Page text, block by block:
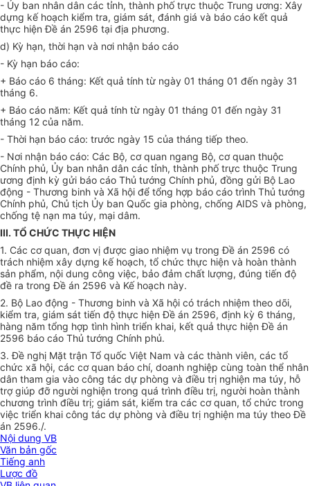
- Ủy ban nhân dân các tỉnh, thành phố trực thuộc Trung ương: Xây
dựng kế hoạch kiểm tra, giám sát, đánh giá và báo cáo kết quả
thực hiện Đề án 2596 tại địa phương.
d) Kỳ hạn, thời hạn và nơi nhận báo cáo
- Kỳ hạn báo cáo:
+ Báo cáo 6 tháng: Kết quả tính từ ngày 01 tháng 01 đến ngày 31
tháng 6.
+ Báo cáo năm: Kết quả tính từ ngày 01 tháng 01 đến ngày 31
tháng 12 của năm.
- Thời hạn báo cáo: trước ngày 15 của tháng tiếp theo.
- Nơi nhận báo cáo: Các Bộ, cơ quan ngang Bộ, cơ quan thuộc
Chính phủ, Ủy ban nhân dân các tỉnh, thành phố trực thuộc Trung
ương định kỳ gửi báo cáo Thủ tướng Chính phủ, đồng gửi Bộ Lao
động - Thương binh và Xã hội để tổng hợp báo cáo trình Thủ tướng
Chính phủ, Chủ tịch Ủy ban Quốc gia phòng, chống AIDS và phòng,
chống tệ nạn ma túy, mại dâm.
III. TỔ CHỨC THỰC HIỆN
1. Các cơ quan, đơn vị được giao nhiệm vụ trong Đề án 2596 có
trách nhiệm xây dựng kế hoạch, tổ chức thực hiện và hoàn thành
sản phẩm, nội dung công việc, bảo đảm chất lượng, đúng tiến độ
đề ra trong Đề án 2596 và Kế hoạch này.
2. Bộ Lao động - Thương binh và Xã hội có trách nhiệm theo dõi,
kiểm tra, giám sát tiến độ thực hiện Đề án 2596, định kỳ 6 tháng,
hàng năm tổng hợp tình hình triển khai, kết quả thực hiện Đề án
2596 báo cáo Thủ tướng Chính phủ.
3. Đề nghị Mặt trận Tổ quốc Việt Nam và các thành viên, các tổ
chức xã hội, các cơ quan báo chí, doanh nghiệp cùng toàn thể nhân
dân tham gia vào công tác dự phòng và điều trị nghiện ma túy, hỗ
trợ giúp đỡ người nghiện trong quá trình điều trị, người hoàn thành
chương trình điều trị; giám sát, kiểm tra các cơ quan, tổ chức trong
việc triển khai công tác dự phòng và điều trị nghiện ma túy theo Đề
án 2596./.
Nội dung VB
Văn bản gốc
Tiếng anh
Lược đồ